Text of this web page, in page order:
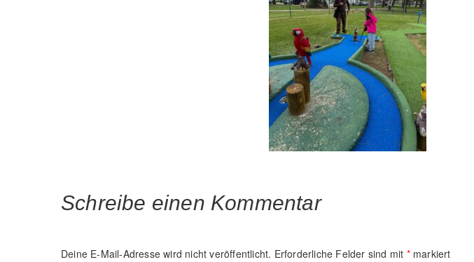
Schreibe einen Kommentar
Deine E-Mail-Adresse wird nicht veröffentlicht. Erforderliche Felder sind mit *markiert